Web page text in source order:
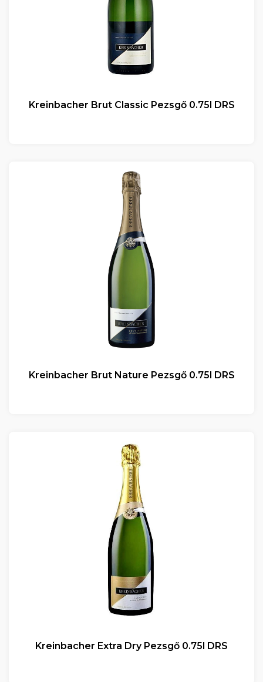
Kreinbacher Brut Classic Pezsgő 0.75l DRS
Kreinbacher Brut Nature Pezsgő 0.75l DRS
Kreinbacher Extra Dry Pezsgő 0.75l DRS